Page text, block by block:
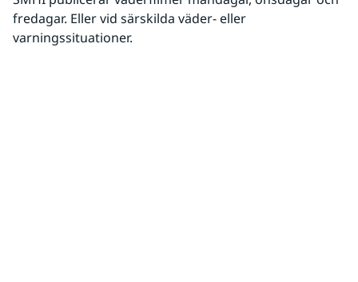
fredagar. Eller vid särskilda väder- eller
varningssituationer.